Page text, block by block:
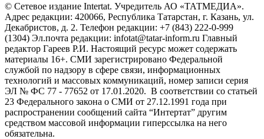
© Сетевое издание Intertat. Учредитель АО «ТАТМЕДИА».
Адрес редакции: 420066, Республика Татарстан, г. Казань, ул.
Декабристов, д. 2. Телефон редакции: +7 (843) 222-0-999
(1304) Эл.почта редакции: infotat@tatar-inform.ru Главный
редактор Гареев Р.И. Настоящий ресурс может содержать
материалы 16+. СМИ зарегистрировано Федеральной
службой по надзору в сфере связи, информационных
технологий и массовых коммуникаций, номер записи серия
ЭЛ № ФС 77 - 77652 от 17.01.2020. В соответствии со статьей
23 Федерального закона о СМИ от 27.12.1991 года при
распространении сообщений сайта “Интертат” другим
средством массовой информации гиперссылка на него
обязательна.